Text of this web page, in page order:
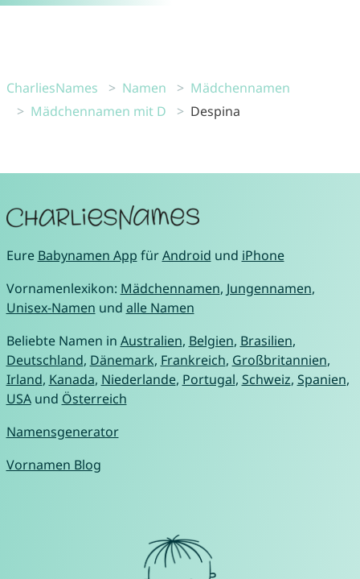
CharliesNames Namen
Mädchennamen
Mädchennamen mit D
Despina
Eure Babynamen App fürAndroid und iPhone
Vornamenlexikon: Mädchennamen, Jungennamen,
Unisex-Namen und alle Namen
Beliebte Namen in Australien, Belgien, Brasilien,
Deutschland, Dänemark, Frankreich, Großbritannien,
Irland, Kanada, Niederlande, Portugal, Schweiz, Spanien,
USAund Österreich
Namensgenerator
Vornamen Blog